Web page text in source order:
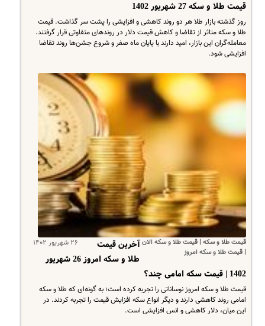
قیمت طلا و سکه 27 شهریور 1402
روز گذشته بازار طلا هر دو روند کاهشی و افزایشی را پشت‌ سر گذاشت. قیمت
طلا و سکه متاثر از تقاضا و کاهش قیمت دلار در روندهای متفاوتی قرار گرفتند.
معامله‌گران این بازار، امید دارند با پایان ماه‌ صفر و شروع جشن‌ها روند تقاضا
افزایشی شود.
قیمت طلا و سکه | قیمت طلا و سکه الان
| قیمت طلا و سکه امروز
۲۶ شهریور ۱۴۰۲
آخرین قیمت
طلا و سکه امروز 26 شهریور
1402 | قیمت سکه امامی چند؟
قیمت طلا و سکه امروز نوساناتی را تجربه کرده است؛ به گونه‌ای که طلا و سکه
امامی روند کاهشی دارند و دیگر انواع سکه افزایش قیمت را تجربه کردند. در
این میان، دلار کاهشی و انس افزایشی است.